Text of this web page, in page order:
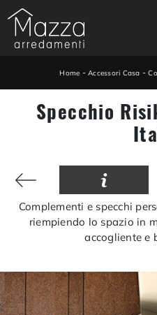
Home -Accessori Casa -
Specchio
Complementi e specchi
riempiendo lo spazio in
accogliente e